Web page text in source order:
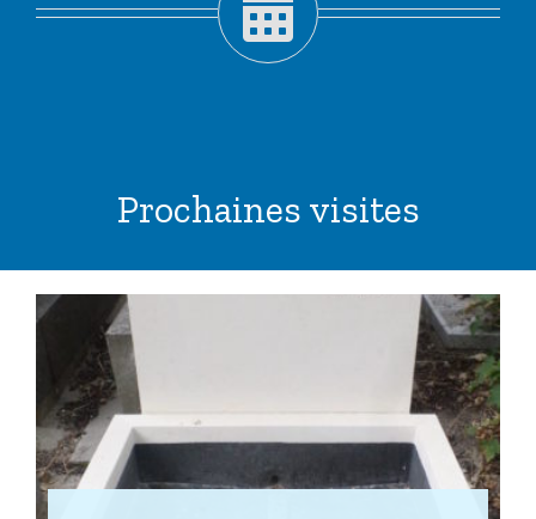
Prochaines visites